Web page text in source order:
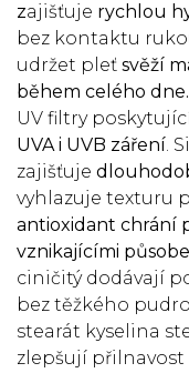
zajišťuje rychlou
bez kontaktu
udržet pleť svěží
během celého dne.
UV filtry
UVA i UVB záření.
zajišťuje
vyhlazuje texturu
antioxidant chrání
vznikajícími
ciničitý dodávají
bez těžkého
stearát kyselina
zlepšují